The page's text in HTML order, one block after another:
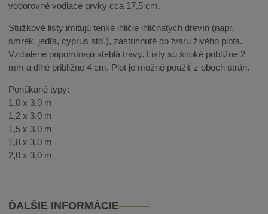
vodorovné vodiace prvky cca 17,5 cm.
Stužkové listy imitujú tenké ihličie ihličnatých drevín (napr.
smrek, jedľa, cyprus atď.), zastrihnuté do tvaru živého plota.
Vzdialene pripomínajú steblá trávy. Listy sú široké približne 2
mm a dlhé približne 4 cm. Plot je možné použiť z oboch strán.
Ponúkané typy:
1,0 x 3,0 m
1,2 x 3,0 m
1,5 x 3,0 m
1,8 x 3,0 m
2,0 x 3,0 m
ĎALŠIE INFORMÁCIE